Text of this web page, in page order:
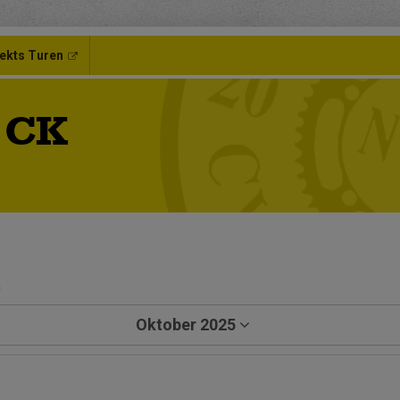
Turen
Oktober 2025